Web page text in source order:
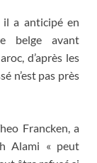
il a anticipé en
belge avant
d’après les
n’est pas près
Francken, a
Alami « peut